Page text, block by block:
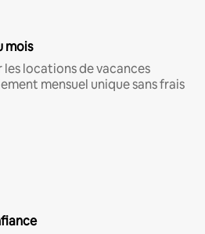
mois
les locations de vacances
mensuel unique sans frais